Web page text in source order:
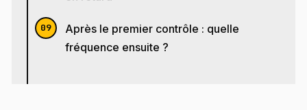
Après le premier contrôle : quelle
fréquence ensuite ?